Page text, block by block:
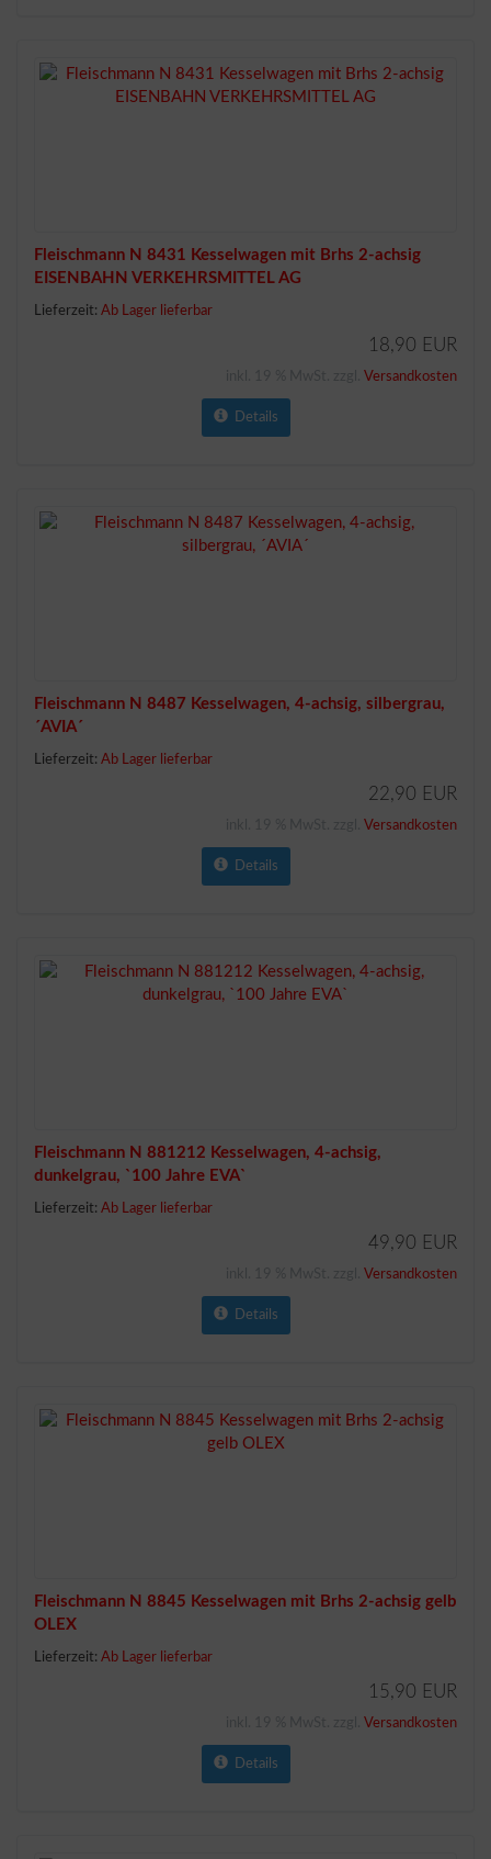
Fleischmann N 8431 Kesselwagen mit Brhs 2-achsig
EISENBAHN VERKEHRSMITTEL AG
Lieferzeit: Ab Lager lieferbar
18,90 EUR
Versandkosten
Details
Fleischmann N 8487 Kesselwagen, 4-achsig, silbergrau,
´AVIA´
Lieferzeit: Ab Lager lieferbar
22,90 EUR
Versandkosten
Details
Fleischmann N 881212 Kesselwagen, 4-achsig,
dunkelgrau, `100 Jahre EVA`
Lieferzeit: Ab Lager lieferbar
49,90 EUR
Versandkosten
Details
Fleischmann N 8845 Kesselwagen mit Brhs 2-achsig gelb
OLEX
Lieferzeit: Ab Lager lieferbar
15,90 EUR
Versandkosten
Details